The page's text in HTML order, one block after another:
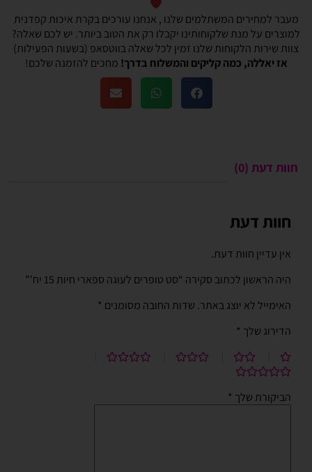
מעבר למחירים המשתלמים שלנו , אנחנו עורכים בקרת איכות קפדנית
למוצרים על מנת שלקוחותינו יקבלו רק את הטוב ביותר. יש לכם שאלה?
צוות שירות הלקוחות שלנו זמין לכל שאלה בווטסאפ (בשעות הפעילות)
אז יאללה, כמה קליקים והמשלוח בדרך! מחכים להזמנה שלכם!
חוות דעת (0)
חוות דעת
אין עדיין חוות דעת.
היה הראשון לכתוב סקירה “סט טופרים לעוגה ספארי חיות 15 יח'”
האימייל לא יוצג באתר. שדות החובה מסומנים *
הדירוג שלך *
הביקורת שלך *